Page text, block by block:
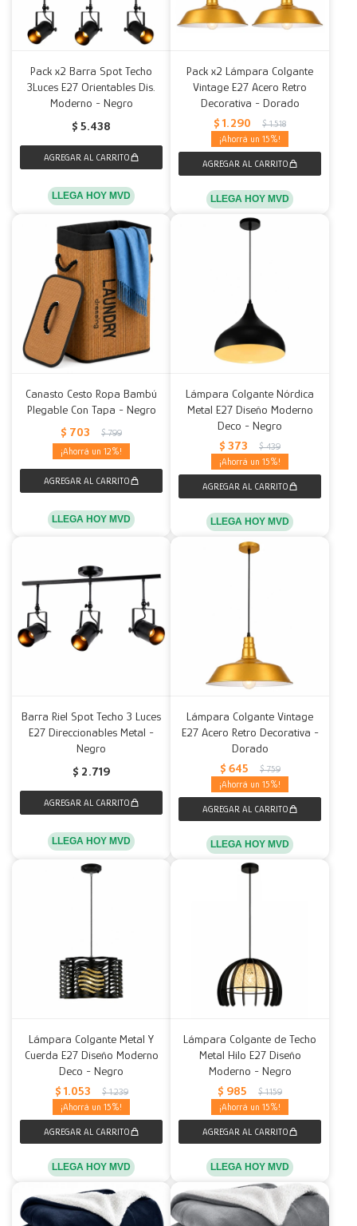
Pack x2 Barra Spot Techo
3Luces E27 Orientables Dis.
Moderno - Negro
$ 5.438
LLEGA HOY MVD
Pack x2 Lámpara Colgante
Vintage E27 Acero Retro
Decorativa - Dorado
$ 1.290 $ 1.518
15
LLEGA HOY MVD
Canasto Cesto Ropa Bambú
Plegable Con Tapa - Negro
$ 703 $ 799
12
LLEGA HOY MVD
Lámpara Colgante Nórdica
Metal E27 Diseño Moderno
Deco - Negro
$ 373 $ 439
15
LLEGA HOY MVD
Barra Riel Spot Techo 3 Luces
E27 Direccionables Metal -
Negro
$ 2.719
LLEGA HOY MVD
Lámpara Colgante Vintage
E27 Acero Retro Decorativa -
Dorado
$ 645 $ 759
15
LLEGA HOY MVD
Lámpara Colgante Metal Y
Cuerda E27 Diseño Moderno
Deco - Negro
$ 1.053 $ 1.239
15
LLEGA HOY MVD
Lámpara Colgante de Techo
Metal Hilo E27 Diseño
Moderno - Negro
$ 985 $ 1.159
15
LLEGA HOY MVD